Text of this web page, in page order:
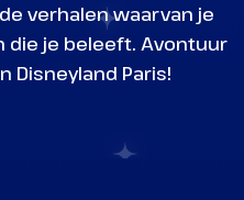
verhalen waarvan je
die je beleeft. Avontuur
Disneyland Paris!